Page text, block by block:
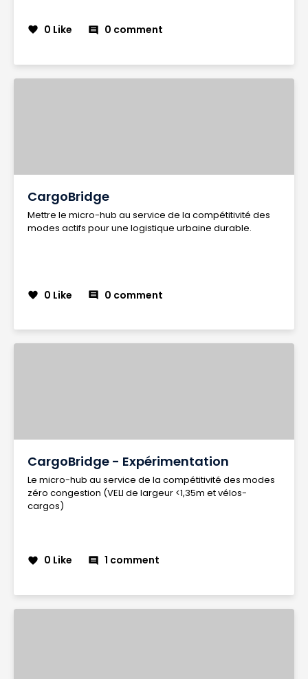
favorite 0 Like comment 0 comment
CargoBridge
Mettre le micro-hub au service de la compétitivité des
modes actifs pour une logistique urbaine durable.
favorite 0 Like comment 0 comment
CargoBridge - Expérimentation
Le micro-hub au service de la compétitivité des modes
zéro congestion (VELI de largeur <1,35m et vélos-
cargos)
favorite 0 Like comment 1 comment